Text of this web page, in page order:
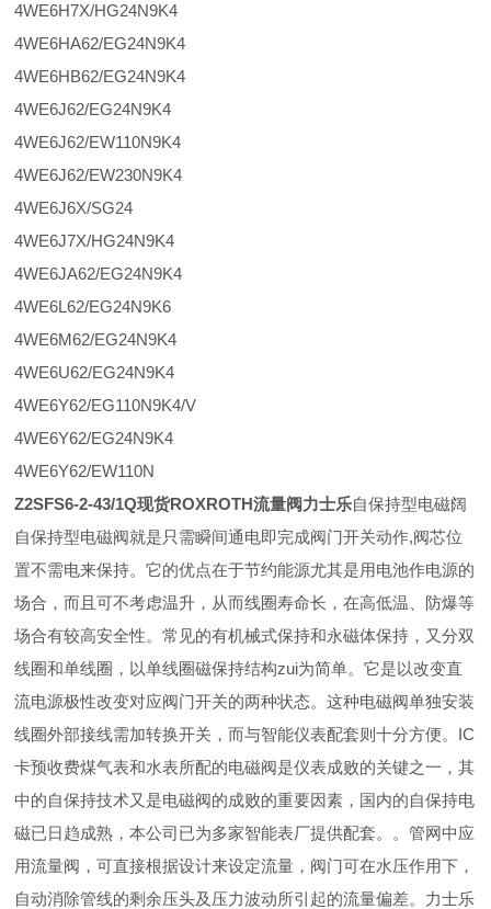
4WE6H7X/HG24N9K4
4WE6HA62/EG24N9K4
4WE6HB62/EG24N9K4
4WE6J62/EG24N9K4
4WE6J62/EW110N9K4
4WE6J62/EW230N9K4
4WE6J6X/SG24
4WE6J7X/HG24N9K4
4WE6JA62/EG24N9K4
4WE6L62/EG24N9K6
4WE6M62/EG24N9K4
4WE6U62/EG24N9K4
4WE6Y62/EG110N9K4/V
4WE6Y62/EG24N9K4
4WE6Y62/EW110N
Z2SFS6-2-43/1Q现货ROXROTH流量阀力士乐自保持型电磁阔
自保持型电磁阀就是只需瞬间通电即完成阀门开关动作,阀芯位
置不需电来保持。它的优点在于节约能源尤其是用电池作电源的
场合，而且可不考虑温升，从而线圈寿命长，在高低温、防爆等
场合有较高安全性。常见的有机械式保持和永磁体保持，又分双
线圈和单线圈，以单线圈磁保持结构zui为简单。它是以改变直
流电源极性改变对应阀门开关的两种状态。这种电磁阀单独安装
线圈外部接线需加转换开关，而与智能仪表配套则十分方便。IC
卡预收费煤气表和水表所配的电磁阀是仪表成败的关键之一，其
中的自保持技术又是电磁阀的成败的重要因素，国内的自保持电
磁已日趋成熟，本公司已为多家智能表厂提供配套。。管网中应
用流量阀，可直接根据设计来设定流量，阀门可在水压作用下，
自动消除管线的剩余压头及压力波动所引起的流量偏差。力士乐